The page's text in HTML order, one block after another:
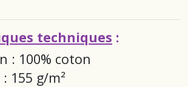
techniques :
: 100% coton
155 g/m²